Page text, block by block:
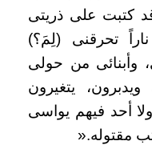
كتبت على ذريتى
تحرقنى (لِمَ؟)
وأبنائى من حولى
ويدبرون، يتغيرون
أحد فيهم يواسى
مقتوله».